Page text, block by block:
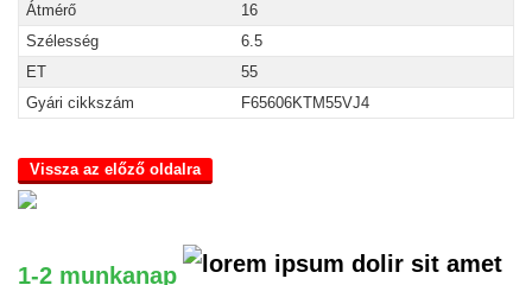
Átmérő
16
Szélesség
6.5
ET
55
Gyári cikkszám
F65606KTM55VJ4
Vissza az előző oldalra
1-2 munkanap